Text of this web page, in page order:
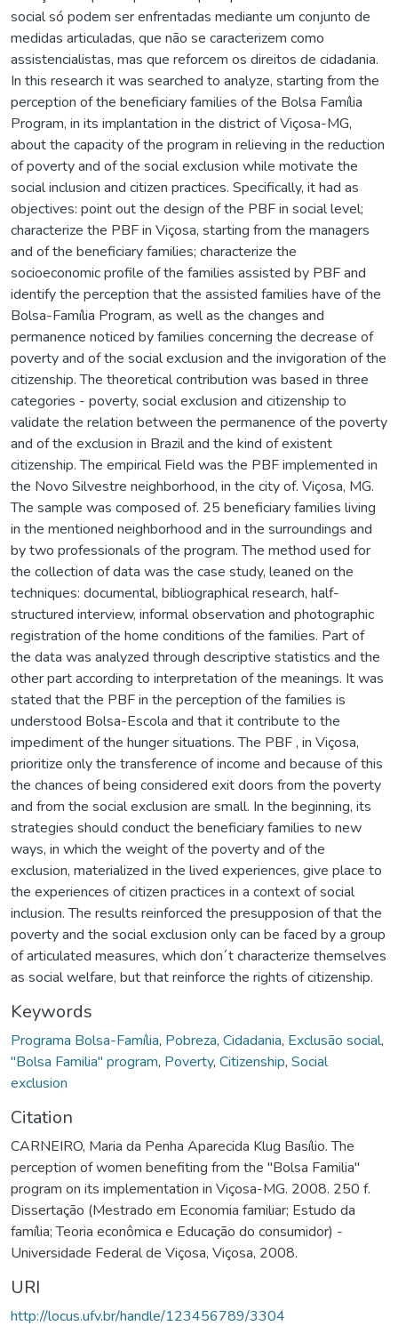
social só podem ser enfrentadas mediante um conjunto de
medidas articuladas, que não se caracterizem como
assistencialistas, mas que reforcem os direitos de cidadania.
In this research it was searched to analyze, starting from the
perception of the beneficiary families of the Bolsa Família
Program, in its implantation in the district of Viçosa-MG,
about the capacity of the program in relieving in the reduction
of poverty and of the social exclusion while motivate the
social inclusion and citizen practices. Specifically, it had as
objectives: point out the design of the PBF in social level;
characterize the PBF in Viçosa, starting from the managers
and of the beneficiary families; characterize the
socioeconomic profile of the families assisted by PBF and
identify the perception that the assisted families have of the
Bolsa-Família Program, as well as the changes and
permanence noticed by families concerning the decrease of
poverty and of the social exclusion and the invigoration of the
citizenship. The theoretical contribution was based in three
categories - poverty, social exclusion and citizenship to
validate the relation between the permanence of the poverty
and of the exclusion in Brazil and the kind of existent
citizenship. The empirical Field was the PBF implemented in
the Novo Silvestre neighborhood, in the city of. Viçosa, MG.
The sample was composed of. 25 beneficiary families living
in the mentioned neighborhood and in the surroundings and
by two professionals of the program. The method used for
the collection of data was the case study, leaned on the
techniques: documental, bibliographical research, half-
structured interview, informal observation and photographic
registration of the home conditions of the families. Part of
the data was analyzed through descriptive statistics and the
other part according to interpretation of the meanings. It was
stated that the PBF in the perception of the families is
understood Bolsa-Escola and that it contribute to the
impediment of the hunger situations. The PBF , in Viçosa,
prioritize only the transference of income and because of this
the chances of being considered exit doors from the poverty
and from the social exclusion are small. In the beginning, its
strategies should conduct the beneficiary families to new
ways, in which the weight of the poverty and of the
exclusion, materialized in the lived experiences, give place to
the experiences of citizen practices in a context of social
inclusion. The results reinforced the presupposion of that the
poverty and the social exclusion only can be faced by a group
of articulated measures, which don´t characterize themselves
as social welfare, but that reinforce the rights of citizenship.
Keywords
Programa Bolsa-Família, Pobreza, Cidadania, Exclusão social,
"Bolsa Familia" program, Poverty, Citizenship, Social
exclusion
Citation
CARNEIRO, Maria da Penha Aparecida Klug Basílio. The
perception of women benefiting from the "Bolsa Familia"
program on its implementation in Viçosa-MG. 2008. 250 f.
Dissertação (Mestrado em Economia familiar; Estudo da
família; Teoria econômica e Educação do consumidor) -
Universidade Federal de Viçosa, Viçosa, 2008.
URI
http://locus.ufv.br/handle/123456789/3304